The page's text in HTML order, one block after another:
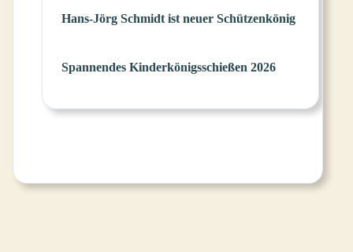
Hans-Jörg Schmidt ist neuer Schützenkönig
Spannendes Kinderkönigsschießen 2026